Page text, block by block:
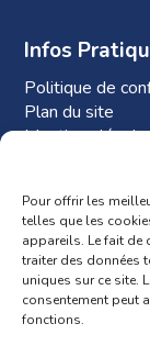
Pour offrir les
telles que les
appareils. Le fait de
traiter des données
uniques sur ce site.
consentement peut
fonctions.
Infos
Politique de
Plan du site
Mentions
Plan d’accès à